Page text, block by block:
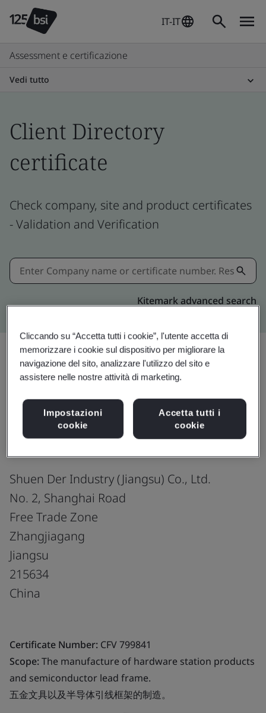
IT-IT
Assessment e certificazione
Vedi tutto
Client Directory
certificate
Check company, site and product certificates
- Validation and Verification
Kitemark advanced search
Condividi:
ISO 14064-1:2018
Shuen Der Industry (Jiangsu) Co., Ltd.
No. 2, Shanghai Road
Free Trade Zone
Zhangjiagang
Jiangsu
215634
China
Certificate Number: CFV 799841
Scope:The manufacture of hardware station products
and semiconductor lead frame.
五金文具以及半导体引线框架的制造。
Cliccando su “Accetta tutti i cookie”, l'utente accetta di
memorizzare i cookie sul dispositivo per migliorare la
navigazione del sito, analizzare l'utilizzo del sito e
assistere nelle nostre attività di marketing.
Impostazioni
cookie
Accetta tutti i
cookie